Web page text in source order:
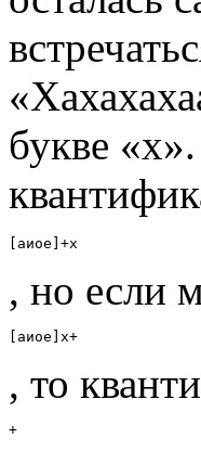
букве
[аиое]+х
, но если
[аиое]х+
, то
+